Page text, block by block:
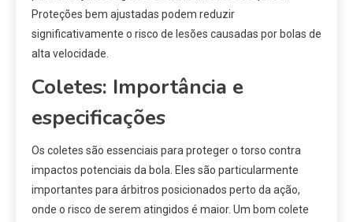
Proteções bem ajustadas podem reduzir
significativamente o risco de lesões causadas por bolas de
alta velocidade.
Coletes: Importância e
especificações
Os coletes são essenciais para proteger o torso contra
impactos potenciais da bola. Eles são particularmente
importantes para árbitros posicionados perto da ação,
onde o risco de serem atingidos é maior. Um bom colete